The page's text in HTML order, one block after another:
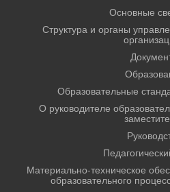
Основные
Структура и органы
Образовательные
О руководителе
Материально-техническое
образовательного